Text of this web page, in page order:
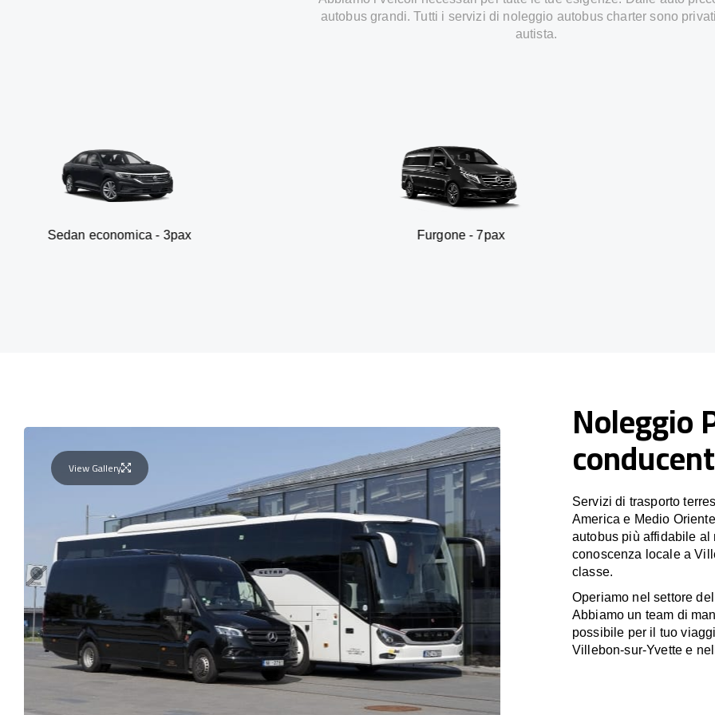
autobus grandi. Tutti i servizi di noleggio autobus charter sono
autista.
economica - 3pax Furgone - 7pax
View Gallery
Noleggio
Servizi di trasporto
America e Medio
autobus più affidabile al
conoscenza locale a
classe.
Operiamo nel settore del
Abbiamo un team di
possibile per il tuo
Villebon-sur-Yvette e